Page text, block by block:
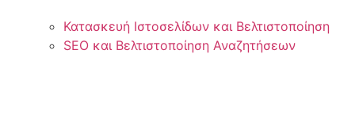
Κατασκευή Ιστοσελίδων και Βελτιστοποίηση
SEO και Βελτιστοποίηση Αναζητήσεων